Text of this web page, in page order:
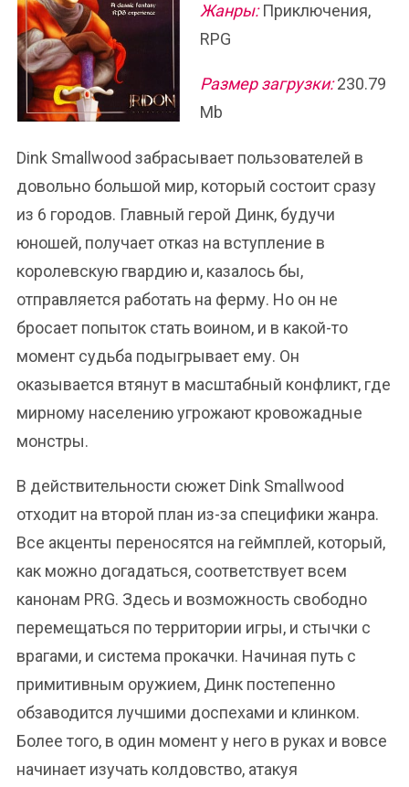
Жанры:Приключения,
RPG
Размер загрузки:230.79
Mb
Dink Smallwood забрасывает пользователей в
довольно большой мир, который состоит сразу
из 6 городов. Главный герой Динк, будучи
юношей, получает отказ на вступление в
королевскую гвардию и, казалось бы,
отправляется работать на ферму. Но он не
бросает попыток стать воином, и в какой-то
момент судьба подыгрывает ему. Он
оказывается втянут в масштабный конфликт, где
мирному населению угрожают кровожадные
монстры.
В действительности сюжет Dink Smallwood
отходит на второй план из-за специфики жанра.
Все акценты переносятся на геймплей, который,
как можно догадаться, соответствует всем
канонам PRG. Здесь и возможность свободно
перемещаться по территории игры, и стычки с
врагами, и система прокачки. Начиная путь с
примитивным оружием, Динк постепенно
обзаводится лучшими доспехами и клинком.
Более того, в один момент у него в руках и вовсе
начинает изучать колдовство, атакуя